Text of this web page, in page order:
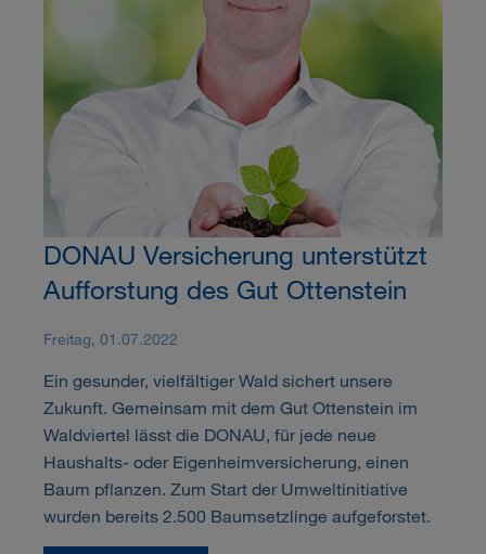
DONAU Versicherung unterstützt
Aufforstung des Gut Ottenstein
Freitag, 01.07.2022
Ein gesunder, vielfältiger Wald sichert unsere
Zukunft. Gemeinsam mit dem Gut Ottenstein im
Waldviertel lässt die DONAU, für jede neue
Haushalts- oder Eigenheimversicherung, einen
Baum pflanzen. Zum Start der Umweltinitiative
wurden bereits 2.500 Baumsetzlinge aufgeforstet.